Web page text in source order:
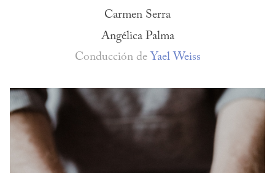
Carmen Serra
Angélica Palma
Conducción de Yael Weiss